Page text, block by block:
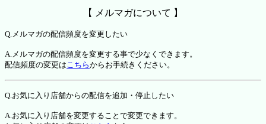
【 メルマガについて 】
Q.メルマガの配信頻度を変更したい
A.メルマガの配信頻度を変更する事で少なくできます。
配信頻度の変更はこちらからお手続きください。
Q.お気に入り店舗からの配信を追加・停止したい
A.お気に入り店舗を変更することで変更できます。